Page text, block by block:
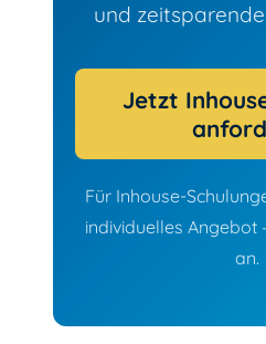
und
Jetzt
Für Inhouse-
individuelles Angebot
an.